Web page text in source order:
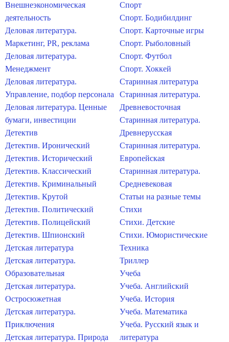
Внешнеэкономическая
деятельность
Деловая литература.
Маркетинг, PR, реклама
Деловая литература.
Менеджмент
Деловая литература.
Управление, подбор персонала
Деловая литература. Ценные
бумаги, инвестиции
Детектив
Детектив. Иронический
Детектив. Исторический
Детектив. Классический
Детектив. Криминальный
Детектив. Крутой
Детектив. Политический
Детектив. Полицейский
Детектив. Шпионский
Детская литература
Детская литература.
Образовательная
Детская литература.
Остросюжетная
Детская литература.
Приключения
Детская литература. Природа
Спорт
Спорт. Бодибилдинг
Спорт. Карточные игры
Спорт. Рыболовный
Спорт. Футбол
Спорт. Хоккей
Старинная литература
Старинная литература.
Древневосточная
Старинная литература.
Древнерусская
Старинная литература.
Европейская
Старинная литература.
Средневековая
Статьи на разные темы
Стихи
Стихи. Детские
Стихи. Юмористические
Техника
Триллер
Учеба
Учеба. Английский
Учеба. История
Учеба. Математика
Учеба. Русский язык и
литература